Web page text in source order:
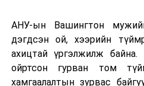
АНУ-ын Вашингтон
дэгдсэн ой, хээрийн
ахицтай үргэлжилж
ойртсон гурван том
хамгаалалтын зурвас